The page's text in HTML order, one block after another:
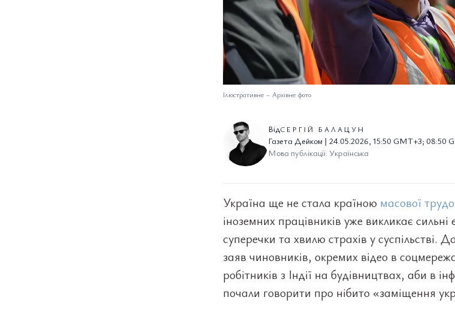
Ілюстративне – Архівне фото
ВідСЕРГІЙ БАЛАЦУН
Газета Дейком | 24.05.2026, 15:50 GMT+3; 08:50
Мова публікації: Українська
Україна ще не стала країною масової
іноземних працівників уже викликає сильні
суперечки та хвилю страхів у суспільстві.
заяв чиновників, окремих відео в
робітників з Індії на будівництвах, аби в
почали говорити про нібито «заміщення